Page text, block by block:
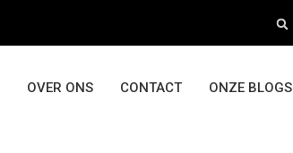
OVER ONS CONTACT ONZE BLOGS